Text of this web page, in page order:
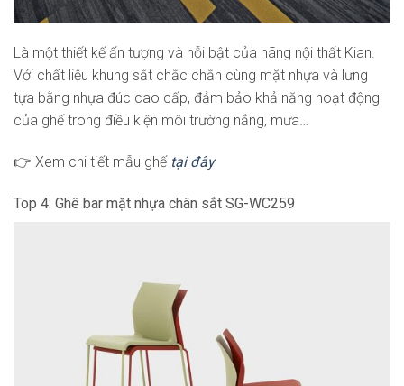
Là một thiết kế ấn tượng và nỗi bật của hãng nội thất Kian.
Với chất liệu khung sắt chắc chắn cùng mặt nhựa và lưng
tựa bằng nhựa đúc cao cấp, đảm bảo khả năng hoạt động
của ghế trong điều kiện môi trường nắng, mưa…
👉 Xem chi tiết mẫu ghế tại đây
Top 4: Ghê bar mặt nhựa chân sắt SG-WC259